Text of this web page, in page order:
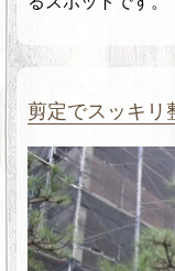
剪定でスッキ